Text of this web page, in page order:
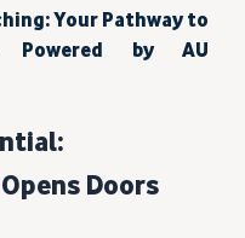
Your Pathway to
Powered by AU
Opens Doors